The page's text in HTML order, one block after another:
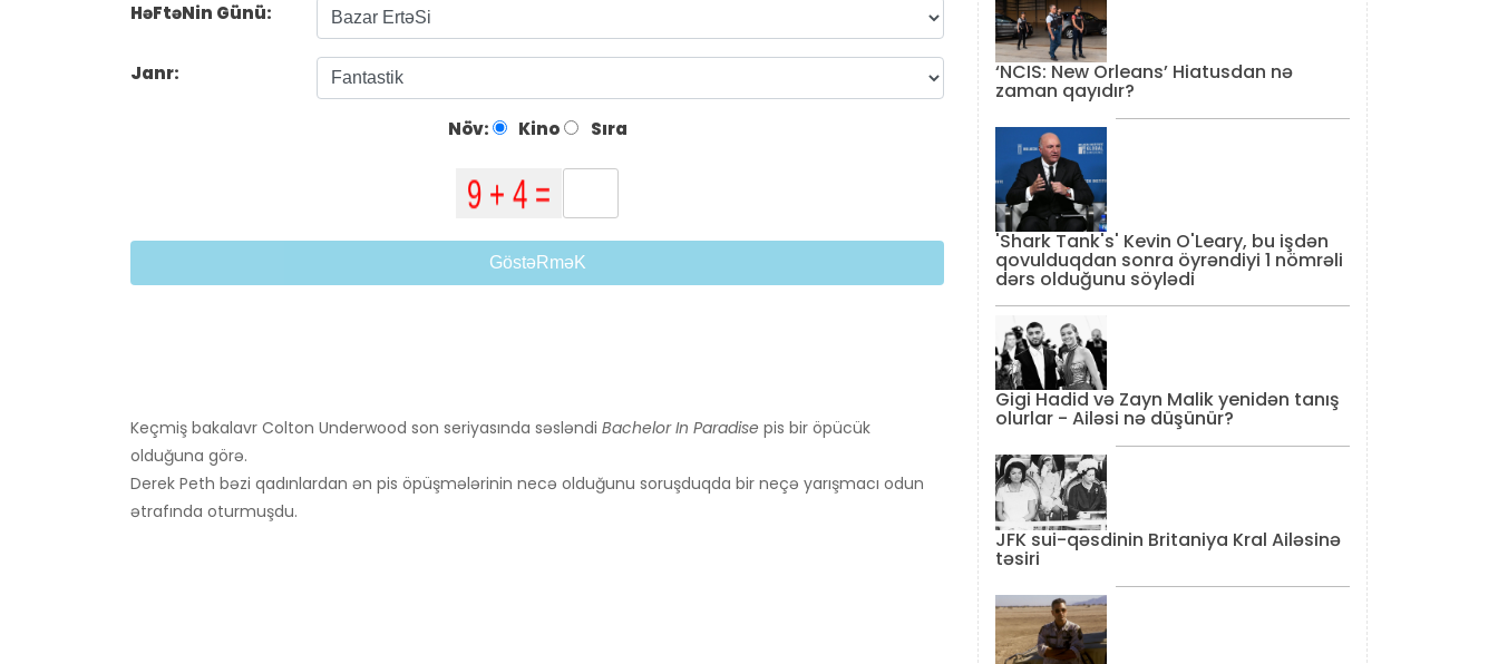
HəFtəNin Günü:
Janr:
Növ: Kino Sıra
GöstəRməK
Keçmiş bakalavr Colton Underwood son seriyasında səsləndi Bachelor In Paradise pis bir öpücük
olduğuna görə.
Derek Peth bəzi qadınlardan ən pis öpüşmələrinin necə olduğunu soruşduqda bir neçə yarışmacı odun
ətrafında oturmuşdu.
‘NCIS: New Orleans’ Hiatusdan nə
zaman qayıdır?
'Shark Tank's' Kevin O'Leary, bu işdən
qovulduqdan sonra öyrəndiyi 1 nömrəli
dərs olduğunu söylədi
Gigi Hadid və Zayn Malik yenidən tanış
olurlar - Ailəsi nə düşünür?
JFK sui-qəsdinin Britaniya Kral Ailəsinə
təsiri